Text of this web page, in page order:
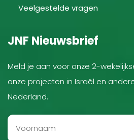
Veelgestelde vragen
JNF Nieuwsbrief
Meld je aan voor onze 2-
onze projecten in Israël en
Nederland.